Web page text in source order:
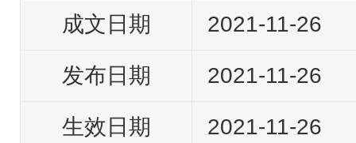
成文日期 2021-11-26
发布日期 2021-11-26
生效日期 2021-11-26